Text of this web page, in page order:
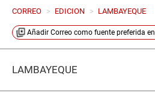
CORREO > EDICION > LAMBAYEQUE
Añadir Correo como fuente preferida en
LAMBAYEQUE